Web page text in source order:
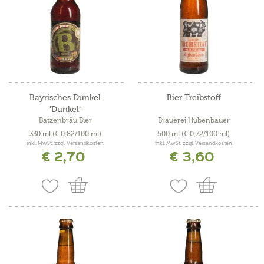
Bayrisches Dunkel
"Dunkel"
Batzenbräu Bier
330 ml (€ 0,82/100 ml)
inkl. MwSt. zzgl. Versandkosten
€ 2,70
Bier Treibstoff
Brauerei Hubenbauer
500 ml (€ 0,72/100 ml)
inkl. MwSt. zzgl. Versandkosten
€ 3,60